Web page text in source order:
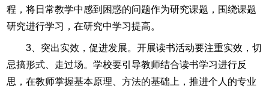
程，将日常教学中感到困惑的问题作为研究课题，围绕课题
研究进行学习，在研究中学习提高。
3、突出实效，促进发展。开展读书活动要注重实效，切
忌搞形式、走过场。学校要引导教师结合读书学习进行反
思，在教师掌握基本原理、方法的基础上，推进个人的专业